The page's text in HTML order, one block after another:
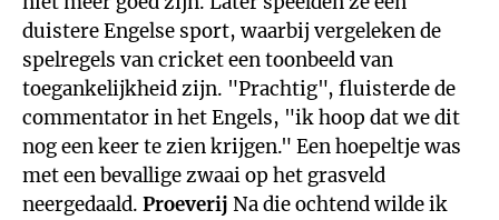
duistere Engelse sport, waarbij vergeleken de
spelregels van cricket een toonbeeld van
toegankelijkheid zijn. "Prachtig", fluisterde de
commentator in het Engels, "ik hoop dat we dit
nog een keer te zien krijgen." Een hoepeltje was
met een bevallige zwaai op het grasveld
neergedaald. Proeverij Na die ochtend wilde ik